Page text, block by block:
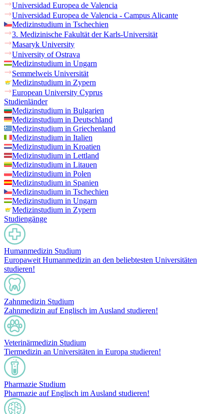
Universidad Europea de Valencia
Universidad Europea de Valencia - Campus Alicante
Medizinstudium in Tschechien
3. Medizinische Fakultät der Karls-Universität
Masaryk University
University of Ostrava
Medizinstudium in Ungarn
Semmelweis Universität
Medizinstudium in Zypern
European University Cyprus
Studienländer
Medizinstudium in Bulgarien
Medizinstudium in Deutschland
Medizinstudium in Griechenland
Medizinstudium in Italien
Medizinstudium in Kroatien
Medizinstudium in Lettland
Medizinstudium in Litauen
Medizinstudium in Polen
Medizinstudium in Spanien
Medizinstudium in Tschechien
Medizinstudium in Ungarn
Medizinstudium in Zypern
Studiengänge
Humanmedizin Studium
Europaweit Humanmedizin an den beliebtesten Universitäten
studieren!
Zahnmedizin Studium
Zahnmedizin auf Englisch im Ausland studieren!
Veterinärmedizin Studium
Tiermedizin an Universitäten in Europa studieren!
Pharmazie Studium
Pharmazie auf Englisch im Ausland studieren!